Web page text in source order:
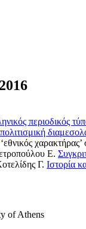
περιοδικός
Ε.
Γ. Ιστορία
of Athens